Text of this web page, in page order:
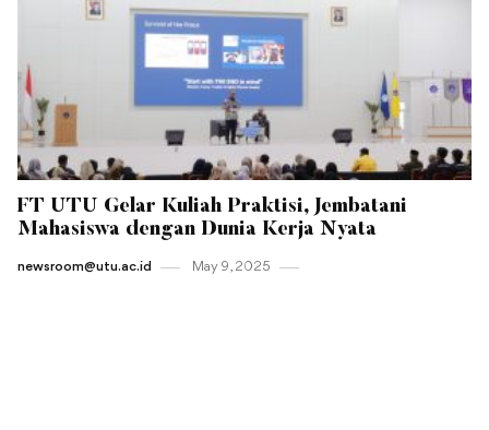
FT UTU Gelar Kuliah Praktisi, Jembatani
Mahasiswa dengan Dunia Kerja Nyata
newsroom@utu.ac.id May 9 , 2025